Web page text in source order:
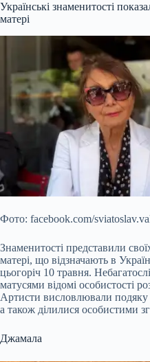
Українські знаменитості
матері
Фото: facebook.com/
Знаменитості представили
матері, що відзначають в
цьогоріч 10 травня.
матусями відомі особистості
Артисти висловлювали подяку
а також ділилися особистими
Джамала